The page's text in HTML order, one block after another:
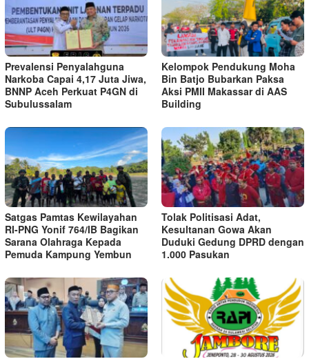
Prevalensi Penyalahguna
Narkoba Capai 4,17 Juta Jiwa,
BNNP Aceh Perkuat P4GN di
Subulussalam
Kelompok Pendukung Moha
Bin Batjo Bubarkan Paksa
Aksi PMII Makassar di AAS
Building
Satgas Pamtas Kewilayahan
RI-PNG Yonif 764/IB Bagikan
Sarana Olahraga Kepada
Pemuda Kampung Yembun
Tolak Politisasi Adat,
Kesultanan Gowa Akan
Duduki Gedung DPRD dengan
1.000 Pasukan